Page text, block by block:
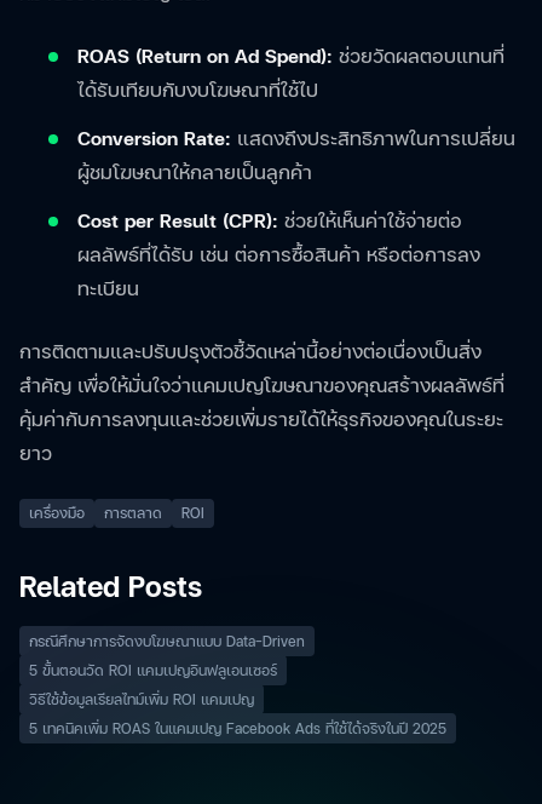
ROAS (Return on Ad Spend): ช่วยวัดผลตอบแทนที่
ได้รับเทียบกับงบโฆษณาที่ใช้ไป
Conversion Rate: แสดงถึงประสิทธิภาพในการเปลี่ยน
ผู้ชมโฆษณาให้กลายเป็นลูกค้า
Cost per Result (CPR): ช่วยให้เห็นค่าใช้จ่ายต่อ
ผลลัพธ์ที่ได้รับ เช่น ต่อการซื้อสินค้า หรือต่อการลง
ทะเบียน
การติดตามและปรับปรุงตัวชี้วัดเหล่านี้อย่างต่อเนื่องเป็นสิ่ง
สำคัญ เพื่อให้มั่นใจว่าแคมเปญโฆษณาของคุณสร้างผลลัพธ์ที่
คุ้มค่ากับการลงทุนและช่วยเพิ่มรายได้ให้ธุรกิจของคุณในระยะ
ยาว
เครื่องมือ การตลาด ROI
Related Posts
กรณีศึกษาการจัดงบโฆษณาแบบ Data-Driven
5 ขั้นตอนวัด ROI แคมเปญอินฟลูเอนเซอร์
วิธีใช้ข้อมูลเรียลไทม์เพิ่ม ROI แคมเปญ
5 เทคนิคเพิ่ม ROAS ในแคมเปญ Facebook Ads ที่ใช้ได้จริงในปี 2025